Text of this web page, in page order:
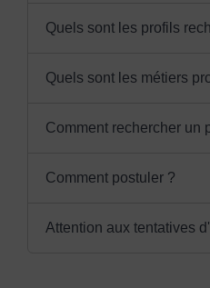
Quels sont les profils
Quels sont les métiers
Comment rechercher un
Comment postuler ?
Attention aux tentatives